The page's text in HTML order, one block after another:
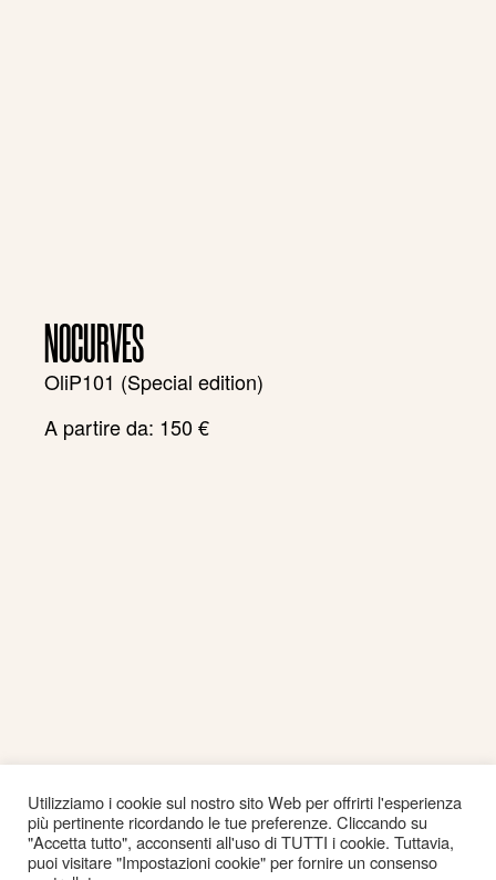
NOCURVES
OliP101 (Special edition)
A partire da: 150€
Tellas
YUCATAN
Utilizziamo i cookie sul nostro sito Web per offrirti l'esperienza
più pertinente ricordando le tue preferenze. Cliccando su
"Accetta tutto", acconsenti all'uso di TUTTI i cookie. Tuttavia,
puoi visitare "Impostazioni cookie" per fornire un consenso